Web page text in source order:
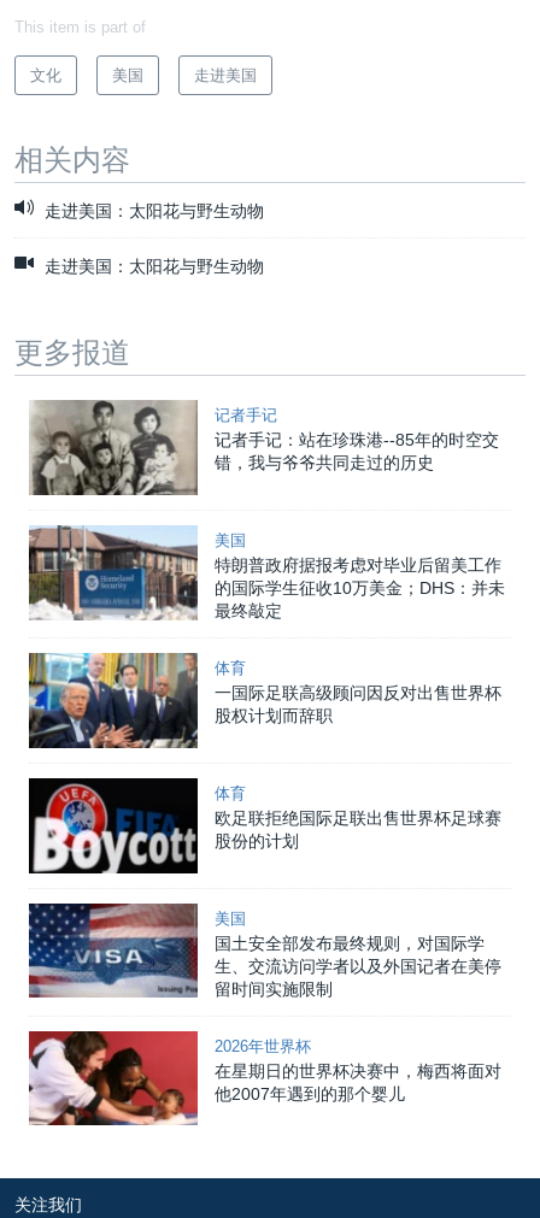
This item is part of
文化 美国 走进美国
相关内容
走进美国：太阳花与野生动物
走进美国：太阳花与野生动物
更多报道
记者手记
记者手记：站在珍珠港--85年的时空交
错，我与爷爷共同走过的历史
美国
特朗普政府据报考虑对毕业后留美工作
的国际学生征收10万美金；DHS：并未
最终敲定
体育
一国际足联高级顾问因反对出售世界杯
股权计划而辞职
体育
欧足联拒绝国际足联出售世界杯足球赛
股份的计划
美国
国土安全部发布最终规则，对国际学
生、交流访问学者以及外国记者在美停
留时间实施限制
2026年世界杯
在星期日的世界杯决赛中，梅西将面对
他2007年遇到的那个婴儿
关注我们